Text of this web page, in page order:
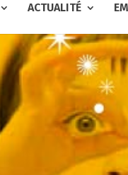
ACTUALITÉ